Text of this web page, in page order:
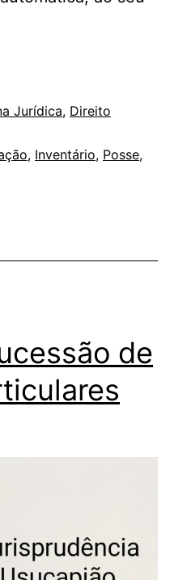
Jurídica, Direito
, Inventário, Posse,
de